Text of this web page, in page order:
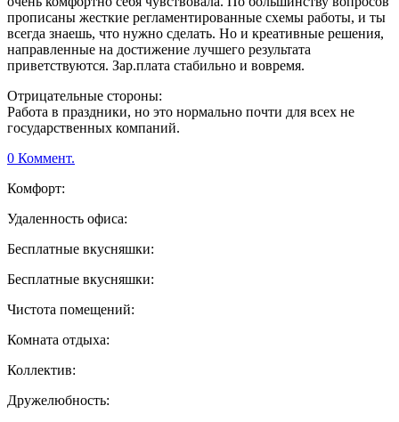
прописаны жесткие регламентированные схемы работы, и ты
всегда знаешь, что нужно сделать. Но и креативные решения,
направленные на достижение лучшего результата
приветствуются. Зар.плата стабильно и вовремя.
Отрицательные стороны:
Работа в праздники, но это нормально почти для всех не
государственных компаний.
0 Коммент.
Комфорт:
Удаленность офиса:
Бесплатные вкусняшки:
Бесплатные вкусняшки:
Чистота помещений:
Комната отдыха:
Коллектив:
Дружелюбность: